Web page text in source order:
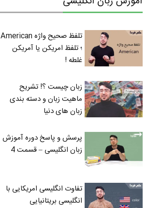
تلفظ صحیح واژه American
؛ تلفظ امریکن یا آمریکن
غلطه !
زبان چیست ؟! تشریح
ماهیت زبان و دسته بندی
زبان های دنیا
پرسش و پاسخ دوره آموزش
زبان انگلیسی – قسمت 4
تفاوت انگلیسی امریکایی با
انگلیسی بریتانیایی